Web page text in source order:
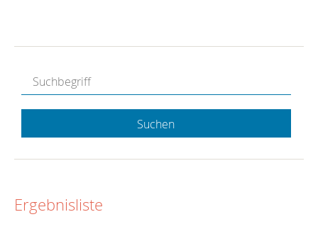
Suchen
Ergebnisliste